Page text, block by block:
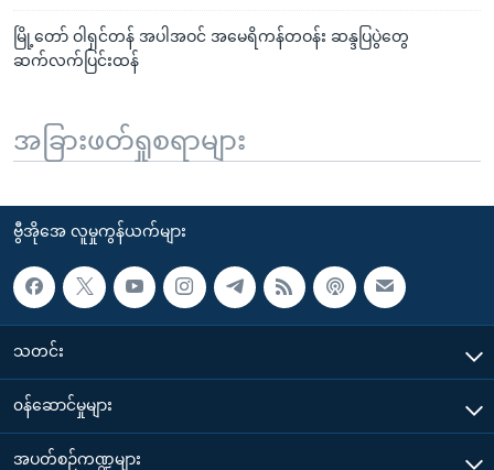
မြို့တော် ဝါရှင်တန် အပါအဝင် အမေရိကန်တဝန်း ဆန္ဒပြပွဲတွေ
ဆက်လက်ပြင်းထန်
အခြားဖတ်ရှုစရာများ
ဗွီအိုအေ လူမှုကွန်ယက်များ
သတင်း
၀န်ဆောင်မှုများ
အပတ်စဉ်ကဏ္ဍများ